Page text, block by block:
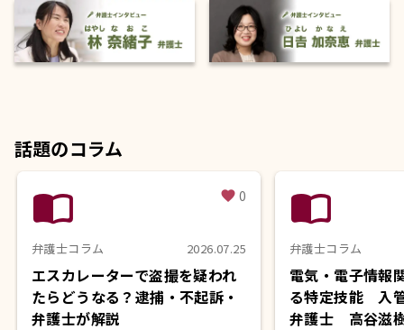
話題のコラム
import_contacts favorite 0
弁護士コラム 2026.07.25
エスカレーターで盗撮を疑われ
たらどうなる？逮捕・不起訴・
弁護士が解説
import_contacts
弁護士コラム
電気・電子情報
る特定技能 入
弁護士 高谷滋